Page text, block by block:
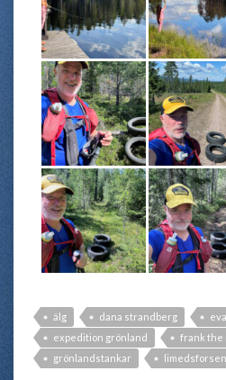
älg dana strandberg
expedition grönland
frank the
grönlandstankar
limedsforsen